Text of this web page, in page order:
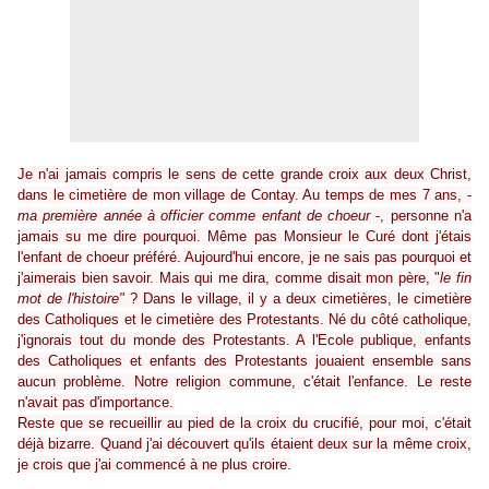
Je n'ai jamais compris le sens de cette grande croix aux deux Christ,
dans le cimetière de mon village de Contay. Au temps de mes 7 ans, -
ma première année à officier comme enfant de choeur-, personne n'a
jamais su me dire pourquoi. Même pas Monsieur le Curé dont j'étais
l'enfant de choeur préféré. Aujourd'hui encore, je ne sais pas pourquoi et
j'aimerais bien savoir. Mais qui me dira, comme disait mon père, "le fin
mot de l'histoire" ? Dans le village, il y a deux cimetières, le cimetière
des Catholiques et le cimetière des Protestants. Né du côté catholique,
j'ignorais tout du monde des Protestants. A l'Ecole publique, enfants
des Catholiques et enfants des Protestants jouaient ensemble sans
aucun problème. Notre religion commune, c'était l'enfance. Le reste
n'avait pas d'importance.
Reste que se recueillir au pied de la croix du crucifié, pour moi, c'était
déjà bizarre. Quand j'ai découvert qu'ils étaient deux sur la même croix,
je crois que j'ai commencé à ne plus croire.